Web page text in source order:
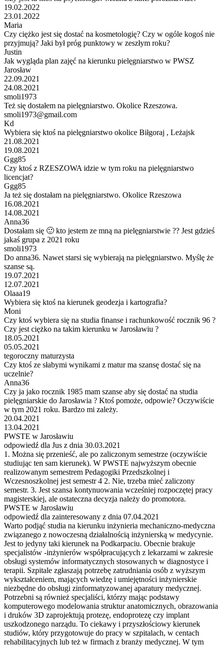
19.02.2022
23.01.2022
Maria
Czy ciężko jest się dostać na kosmetologię? Czy w ogóle kogoś nie
przyjmują? Jaki był próg punktowy w zeszłym roku?
Justin
Jak wygląda plan zajęć na kierunku pielęgniarstwo w PWSZ
Jarosław
22.09.2021
24.08.2021
smoli1973
Też się dostałem na pielęgniarstwo. Okolice Rzeszowa.
smoli1973@gmail.com
Kd
Wybiera się ktoś na pielęgniarstwo okolice Biłgoraj , Leżajsk
21.08.2021
19.08.2021
Ggg85
Czy ktoś z RZESZOWA idzie w tym roku na pielęgniarstwo
licencjat?
Ggg85
Ja też się dostałam na pielęgniarstwo. Okolice Rzeszowa
16.08.2021
14.08.2021
Anna36
Dostałam się 🙂 kto jestem ze mną na pielęgniarstwie ?? Jest gdzieś
jakaś grupa z 2021 roku
smoli1973
Do anna36. Nawet starsi się wybierają na pielęgniarstwo. Myślę że
szanse są.
19.07.2021
12.07.2021
Olaaa19
Wybiera się ktoś na kierunek geodezja i kartografia?
Moni
Czy ktoś wybiera się na studia finanse i rachunkowość rocznik 96 ?
Czy jest ciężko na takim kierunku w Jarosławiu ?
18.05.2021
05.05.2021
tegoroczny maturzysta
Czy ktoś ze słabymi wynikami z matur ma szansę dostać się na
uczelnie?
Anna36
Czy ja jako rocznik 1985 mam szanse aby się dostać na studia
pielęgniarskie do Jarosławia ? Ktoś pomoże, odpowie? Oczywiście
w tym 2021 roku. Bardzo mi zależy.
20.04.2021
13.04.2021
PWSTE w Jarosławiu
odpowiedź dla Jus z dnia 30.03.2021
1. Można się przenieść, ale po zaliczonym semestrze (oczywiście
studiując ten sam kierunek). W PWSTE najwyższym obecnie
realizowanym semestrem Pedagogiki Przedszkolnej i
Wczesnoszkolnej jest semestr 4 2. Nie, trzeba mieć zaliczony
semestr. 3. Jest szansa kontynuowania wcześniej rozpoczętej pracy
magisterskiej, ale ostateczna decyzja należy do promotora.
PWSTE w Jarosławiu
odpowiedź dla zainteresowany z dnia 07.04.2021
Warto podjąć studia na kierunku inżynieria mechaniczno-medyczna
związanego z nowoczesną działalnością inżynierską w medycynie.
Jest to jedyny taki kierunek na Podkarpaciu. Obecnie brakuje
specjalistów -inżynierów współpracujących z lekarzami w zakresie
obsługi systemów informatycznych stosowanych w diagnostyce i
terapii. Szpitale zgłaszają potrzebę zatrudniania osób z wyższym
wykształceniem, mających wiedzę i umiejętności inżynierskie
niezbędne do obsługi zinformatyzowanej aparatury medycznej.
Potrzebni są również specjaliści, którzy mając podstawy
komputerowego modelowania struktur anatomicznych, obrazowania
i druków 3D zaprojektują protezę, endoprotezę czy implant
uszkodzonego narządu. To ciekawy i przyszłościowy kierunek
studiów, który przygotowuje do pracy w szpitalach, w centach
rehabilitacyjnych lub też w firmach z branży medycznej. W tym